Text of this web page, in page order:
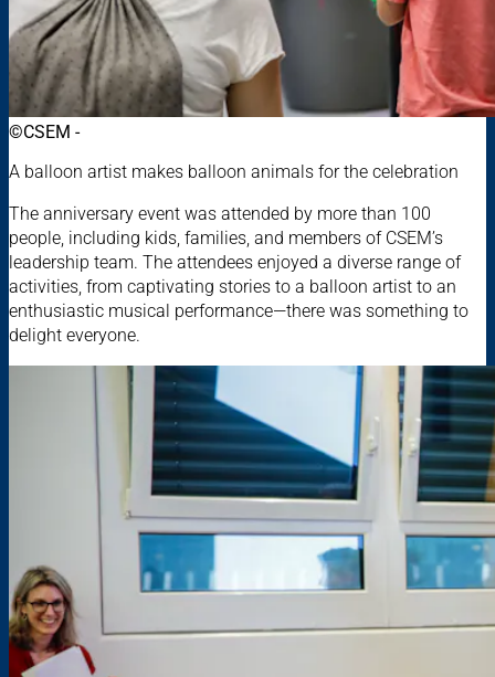
©CSEM -
A balloon artist makes balloon animals for the celebration
The anniversary event was attended by more than 100
people, including kids, families, and members of CSEM’s
leadership team. The attendees enjoyed a diverse range of
activities, from captivating stories to a balloon artist to an
enthusiastic musical performance—there was something to
delight everyone.